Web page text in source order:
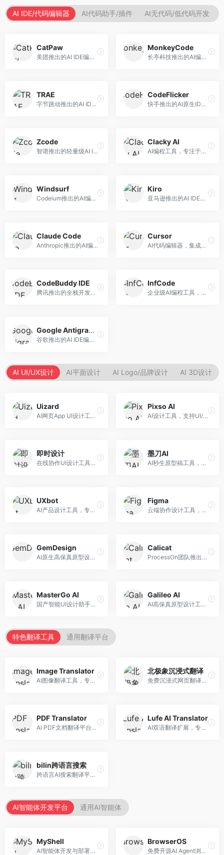
AI IDE/代码编辑器 AI代码助手/插件 AI无代码/低代码开发
CatPaw
美团推出的AI IDE编程工具，专注于本地开发生态。面向开发者，提供智能代码补全、代码生成、项目管理等服务，本地开发体验好。
MonkeyCode
长亭科技推出的AI编程助手，专注于安全开发。面向开发者，提供代码生成、安全检测、漏洞修复等服务，安全开发能力强。
TRAE
字节跳动推出的AI IDE编程工具，深度集成大模型能力。面向开发者，提供智能代码补全、代码解释、重构优化等服务，编程效率显著提升。
CodeFlicker
快手推出的AI原生IDE，专注于短视频相关开发。面向快手生态开发者，提供代码生成、调试辅助等服务，与快手开发生态深度整合。
Zcode
智谱推出的轻量级AI IDE，基于GLM模型。面向开发者，提供智能代码补全、代码生成、错误检测等服务，中文编程支持好。
Clacky AI
AI编程工具，专注于代码智能生成与优化。面向开发者，提供代码生成、代码重构、错误修复等服务，编程效率高。
Windsurf
Codeium推出的AI编程工具，专注于代码智能辅助。面向开发者，提供代码补全、代码生成、代码解释等服务，多语言支持完善。
Kiro
亚马逊推出的AI IDE，深度整合AWS云服务。面向AWS开发者，提供代码生成、云服务集成、部署自动化等服务，与AWS生态无缝衔接。
Claude Code
Anthropic推出的AI编程工具，基于Claude模型。面向开发者，提供代码生成、代码审查、调试辅助等服务，代码质量高，推理能力强。
Cursor
AI代码编辑器，集成GPT-4模型，专注于智能编程辅助。面向开发者，提供代码生成、代码解释、错误修复等服务，编程体验流畅，开发效率高。
CodeBuddy IDE
腾讯推出的全栈开发AI IDE，整合腾讯云服务。面向开发者，提供代码生成、调试辅助、部署服务等功能，与腾讯云生态深度整合。
InfCode
企业级AI编程工具，专注于团队协作开发。面向企业开发团队，提供代码生成、代码审查、团队协作等服务，企业级功能完善。
Google Antigravity
谷歌推出的AI IDE编程智能体，整合Google Cloud服务。面向谷歌生态开发者，提供智能编程辅助、云服务集成等功能。
AI UI/UX设计 AI平面设计 AI Logo/品牌设计 AI 3D设计
Uizard
AI网页App UI设计工具，专注于快速界面生成。面向产品经理和设计师，提供线框图转UI、界面生成、设计优化等服务，设计速度快。
Pixso AI
AI设计工具，支持UI/UX设计全流程。面向设计师和产品团队，提供界面生成、设计优化、协作评审等服务，国产替代方案，团队协作便捷。
即时设计
在线协作UI设计工具，整合AI设计功能。面向设计师和产品团队，提供界面设计、原型制作、设计资源库等服务，国产协作设计平台。
墨刀AI
AI秒生原型稿工具，专注于快速原型设计。面向产品经理和设计师，提供原型生成、交互设计、团队协作等服务，原型制作效率高。
UXbot
AI产品设计工具，专注于用户体验优化。面向UX设计师，提供用户研究、设计建议、可用性测试等服务，UX设计支持完善。
Figma
云端协作设计工具，整合AI设计辅助功能。面向UI/UX设计师和产品团队，提供界面设计、原型制作、团队协作等服务，协作功能强大，是UI设计领域的标杆产品。
GemDesign
AI原生高保真原型设计工具，专注于智能设计生成。面向设计师，提供界面生成、设计优化、原型制作等服务，设计自动化程度高。
Calicat
ProcessOn团队推出的产设研协作平台，整合设计与协作功能。面向产品团队，提供设计协作、文档管理、团队沟通等服务，产研协作便捷。
MasterGo AI
国产智能UI设计助手，专注于界面设计自动化。面向UI设计师，提供界面生成、组件设计、设计系统构建等服务，中文用户适配性好。
Galileo AI
AI高保真原型设计工具，专注于UI界面生成。面向设计师和产品团队，提供界面生成、交互设计、设计优化等服务，界面质量高。
特色翻译工具 通用翻译平台
Image Translator
AI图像翻译工具，专注于图片文字翻译。面向设计师和电商从业者，提供图片文字识别、翻译、替换等服务，图像翻译效果好。
北极象沉浸式翻译
免费沉浸式网页翻译工具，专注于阅读体验。面向普通用户，提供网页双语翻译、文档翻译等服务，免费使用，翻译质量高。
PDF Translator
AI PDF文档翻译平台，专注于文档本地化。面向商务人士，提供PDF翻译、格式保留、批量处理等服务，文档翻译专业。
Lufe AI Translator
AI双语翻译扩展，专注于浏览器翻译场景。面向外语内容阅读者，提供网页双语翻译、划词翻译等服务，浏览器集成便捷。
bilin跨语言搜索
跨语言AI搜索翻译平台，专注于信息获取。面向研究者和内容创作者，提供跨语言搜索、内容翻译、信息整合等服务，跨语言检索能力强。
AI智能体开发平台 通用AI智能体
MyShell
AI智能体开发与部署平台，专注于语音交互智能体。面向开发者，提供语音智能体创建、部署服务、社区分享等功能，语音交互能力强。
BrowserOS
免费开源AI Agent浏览器，专注于浏览器自动化。面向开发者，提供浏览器控制、任务自动化、API接口等服务，开源免费。